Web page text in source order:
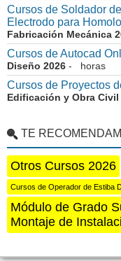
Cursos de Soldador
Electrodo para
Fabricación Mecánica
Cursos de Autocad
Diseño 2026 - horas
Cursos de Proyectos
Edificación y Obra Civil
TE
Otros Cursos 2026
Cursos de Operador de Estiba
Módulo de Grado
Montaje de